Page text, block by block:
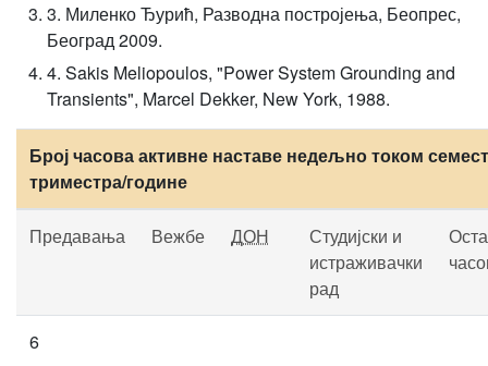
3. Миленко Ђурић, Разводна постројења, Беопрес,
Београд 2009.
4. Sakis Meliopoulos, "Power System Grounding and
Transients", Marcel Dekker, New York, 1988.
Број часова активне наставе недељно током
триместра/године
Предавања Вежбе ДОН
Студијски и
истраживачки
рад
6